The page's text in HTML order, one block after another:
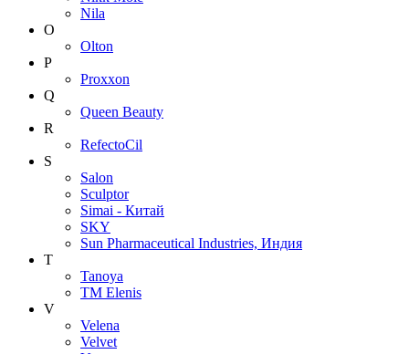
Nila
O
Olton
P
Proxxon
Q
Queen Beauty
R
RefectoCil
S
Salon
Sculptor
Simai - Китай
SKY
Sun Pharmaceutical Industries, Индия
T
Tanoya
TM Elenis
V
Velena
Velvet